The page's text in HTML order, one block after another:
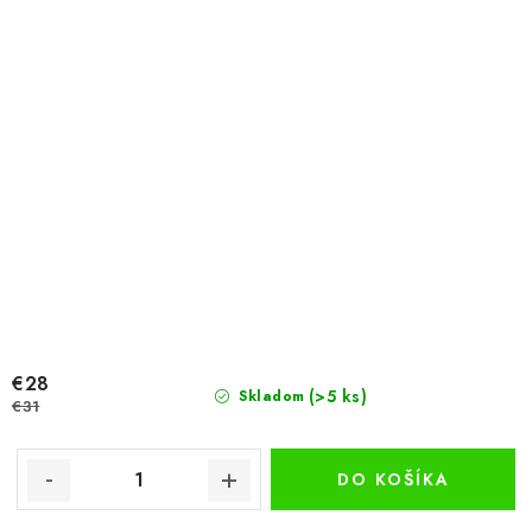
Skladom (>5 ks)
€28
€31
DO KOŠÍKA